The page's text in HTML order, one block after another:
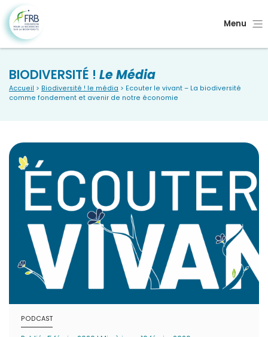
Menu
BIODIVERSITÉ ! Le Média
Accueil > Biodiversité ! le média > Ecouter le vivant – La biodiversité
comme fondement et avenir de notre économie
PODCAST